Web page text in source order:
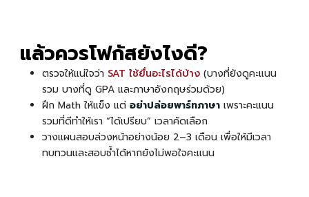
แล้วควรโฟกัสยังไงดี?
ตรวจให้แน่ใจว่า SAT ใช้ยื่นอะไรได้บ้าง (บางที่ยังดูคะแนน
รวม บางที่ดู GPA และภาษาอังกฤษร่วมด้วย)
ฝึก Math ให้แข็ง แต่ อย่าปล่อยพาร์ทภาษา เพราะคะแนน
รวมที่ดีทำให้เรา “ได้เปรียบ” เวลาคัดเลือก
วางแผนสอบล่วงหน้าอย่างน้อย 2–3 เดือน เพื่อให้มีเวลา
ทบทวนและสอบซ้ำได้หากยังไม่พอใจคะแนน